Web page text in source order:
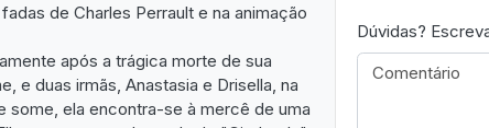
de Charles Perrault e na animação
após a trágica morte de sua
e duas irmãs, Anastasia e Drisella, na
some, ela encontra-se à mercê de uma
Dúvidas?